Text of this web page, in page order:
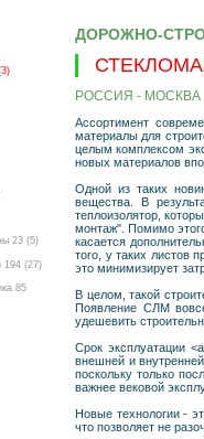
23 (5)
194 (27)
85
ДОРОЖНО-
РОССИЯ - МОСКВА
Ассортимент
материалы для
целым комплексом
новых материалов
Одной из таких
вещества. В
теплоизолятор,
монтаж". Помимо
касается
того, у таких листов
это минимизирует
В целом, такой
Появление СЛМ
удешевить
Срок эксплуатации
внешней и
поскольку только
важнее вековой
Новые технологии -
что позволяет не